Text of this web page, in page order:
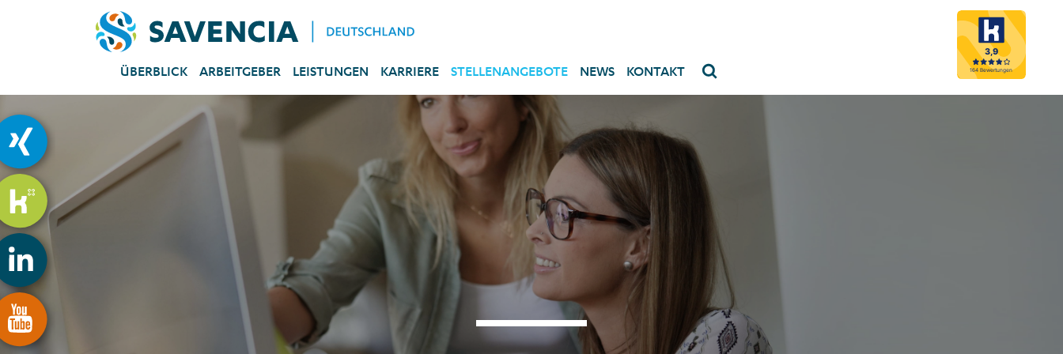
3,9
164 Bewertungen
ÜBERBLICK ARBEITGEBER LEISTUNGEN KARRIERE STELLENANGEBOTE NEWS KONTAKT